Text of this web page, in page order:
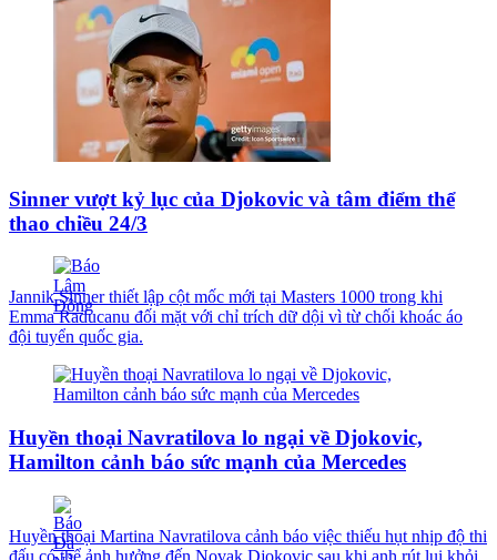
Sinner vượt kỷ lục của Djokovic và tâm điểm thể
thao chiều 24/3
Jannik Sinner thiết lập cột mốc mới tại Masters 1000 trong khi
Emma Raducanu đối mặt với chỉ trích dữ dội vì từ chối khoác áo
đội tuyển quốc gia.
Huyền thoại Navratilova lo ngại về Djokovic,
Hamilton cảnh báo sức mạnh của Mercedes
Huyền thoại Martina Navratilova cảnh báo việc thiếu hụt nhịp độ thi
đấu có thể ảnh hưởng đến Novak Djokovic sau khi anh rút lui khỏi